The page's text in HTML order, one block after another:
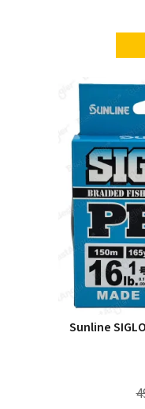
Sunline